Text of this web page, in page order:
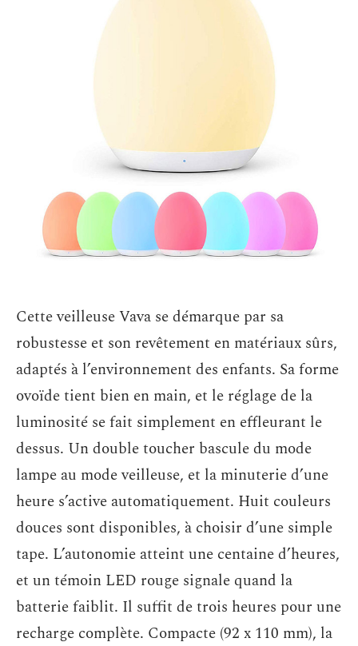
Cette veilleuse Vava se démarque par sa
robustesse et son revêtement en matériaux sûrs,
adaptés à l’environnement des enfants. Sa forme
ovoïde tient bien en main, et le réglage de la
luminosité se fait simplement en effleurant le
dessus. Un double toucher bascule du mode
lampe au mode veilleuse, et la minuterie d’une
heure s’active automatiquement. Huit couleurs
douces sont disponibles, à choisir d’une simple
tape. L’autonomie atteint une centaine d’heures,
et un témoin LED rouge signale quand la
batterie faiblit. Il suffit de trois heures pour une
recharge complète. Compacte (92 x 110 mm), la